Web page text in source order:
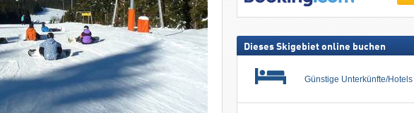
Dieses Skigebiet online buchen
Günstige Unterkünfte/Hotels